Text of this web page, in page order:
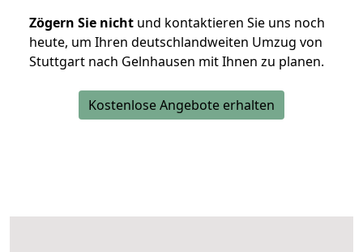
Zögern Sie nicht und kontaktieren Sie uns noch
heute, um Ihren deutschlandweiten Umzug von
Stuttgart nach Gelnhausen mit Ihnen zu planen.
Kostenlose Angebote erhalten